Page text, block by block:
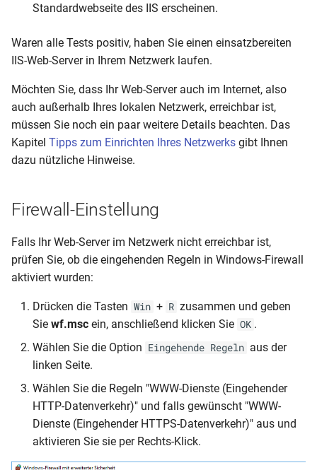
Standardwebseite des IIS erscheinen.
Waren alle Tests positiv, haben Sie einen einsatzbereiten
IIS-Web-Server in Ihrem Netzwerk laufen.
Möchten Sie, dass Ihr Web-Server auch im Internet, also
auch außerhalb Ihres lokalen Netzwerk, erreichbar ist,
müssen Sie noch ein paar weitere Details beachten. Das
Kapitel Tipps zum Einrichten Ihres Netzwerks gibt Ihnen
dazu nützliche Hinweise.
Firewall-Einstellung
Falls Ihr Web-Server im Netzwerk nicht erreichbar ist,
prüfen Sie, ob die eingehenden Regeln in Windows-Firewall
aktiviert wurden:
Drücken die Tasten Win + R zusammen und geben
Sie wf.msc ein, anschließend klicken Sie OK .
Wählen Sie die Option Eingehende Regeln aus der
linken Seite.
Wählen Sie die Regeln "WWW-Dienste (Eingehender
HTTP-Datenverkehr)" und falls gewünscht "WWW-
Dienste (Eingehender HTTPS-Datenverkehr)" aus und
aktivieren Sie sie per Rechts-Klick.